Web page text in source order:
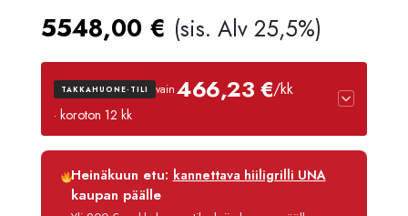
5548,00 € (sis. Alv 25,5%)
TAKKAHUONE-TILI vain466,23 €/kk
· koroton 12 kk
Luottoaika
12 kk
Korko
Käsittelymaksu
3,90 €/kk
Heinäkuun etu: kannettava hiiligrilli UNA
kaupan päälle